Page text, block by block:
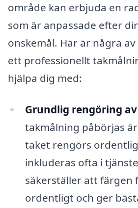
område kan erbjuda en
som är anpassade efter
önskemål. Här är några
ett professionellt
hjälpa dig med:
Grundlig rengöring
takmålning påbörjas
taket rengörs
inkluderas ofta i
säkerställer att färgen
ordentligt och ger